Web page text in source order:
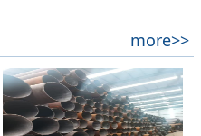
more>>